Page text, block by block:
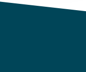
sitio web con
publicidad y análisis